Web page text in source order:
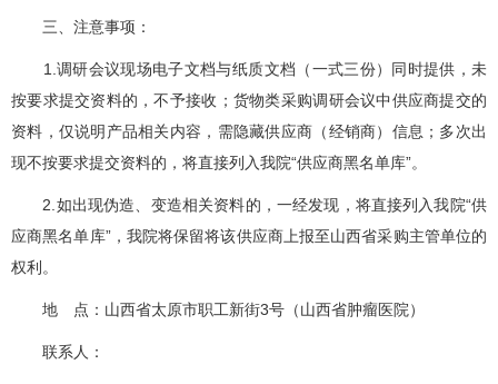
三、注意事项：
1.调研会议现场电子文档与纸质文档（一式三份）同时提供，未
按要求提交资料的，不予接收；货物类采购调研会议中供应商提交的
资料，仅说明产品相关内容，需隐藏供应商（经销商）信息；多次出
现不按要求提交资料的，将直接列入我院“供应商黑名单库”。
2.如出现伪造、变造相关资料的，一经发现，将直接列入我院“供
应商黑名单库”，我院将保留将该供应商上报至山西省采购主管单位的
权利。
地 点：山西省太原市职工新街3号（山西省肿瘤医院）
联系人：